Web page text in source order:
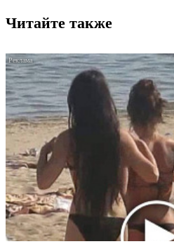
Читайте также